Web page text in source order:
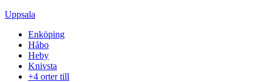
Uppsala
Enköping
Håbo
Heby
Knivsta
+4 orter till